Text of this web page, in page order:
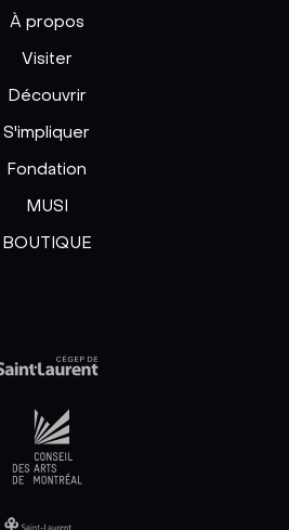
À propos
Visiter
Découvrir
S'impliquer
Fondation
MUSI
BOUTIQUE